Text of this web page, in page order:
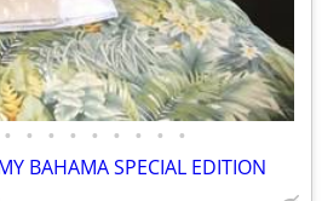
• • • • • • • • •
BAHAMA SPECIAL EDITION